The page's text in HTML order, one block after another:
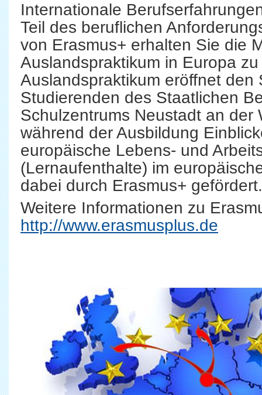
Internationale
Teil des beruflichen
von Erasmus+ erhalten Sie die
Auslandspraktikum in Europa
Auslandspraktikum eröffnet den
Studierenden des Staatlichen
Schulzentrums Neustadt an der
während der Ausbildung
europäische Lebens- und
(Lernaufenthalte) im
dabei durch Erasmus+ gefördert.
Weitere Informationen zu
http://www.erasmusplus.de